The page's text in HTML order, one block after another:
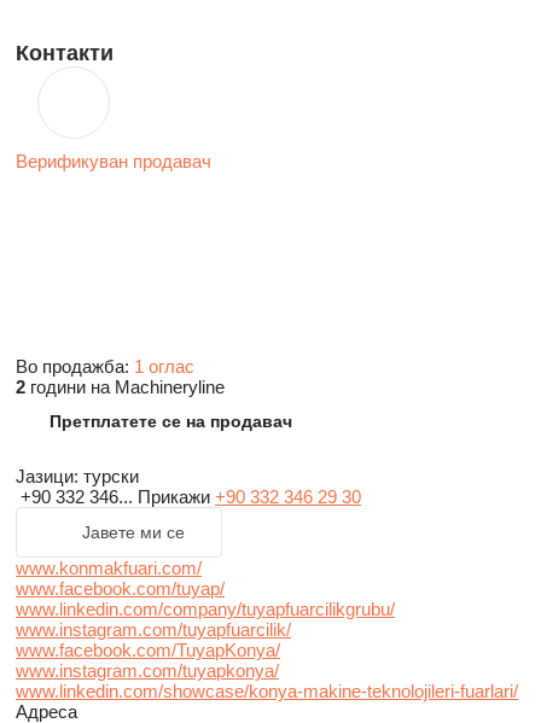
Контакти
Верификуван продавач
Во продажба: 1 оглас
2 години на Machineryline
Претплатете се на продавач
Јазици: турски
+90 332 346... Прикажи +90 332 346 29 30
Јавете ми се
www.konmakfuari.com/
www.facebook.com/tuyap/
www.linkedin.com/company/tuyapfuarcilikgrubu/
www.instagram.com/tuyapfuarcilik/
www.facebook.com/TuyapKonya/
www.instagram.com/tuyapkonya/
www.linkedin.com/showcase/konya-makine-teknolojileri-fuarlari/
Адреса